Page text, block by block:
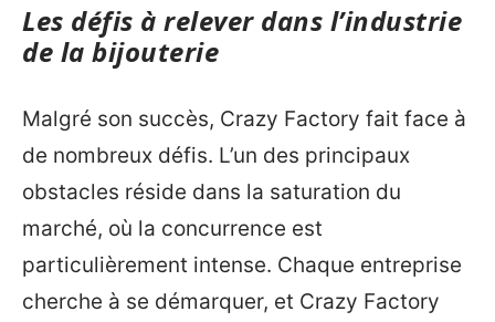
Les défis à relever dans l’industrie
de la bijouterie
Malgré son succès, Crazy Factory fait face à
de nombreux défis. L’un des principaux
obstacles réside dans la saturation du
marché, où la concurrence est
particulièrement intense. Chaque entreprise
cherche à se démarquer, et Crazy Factory